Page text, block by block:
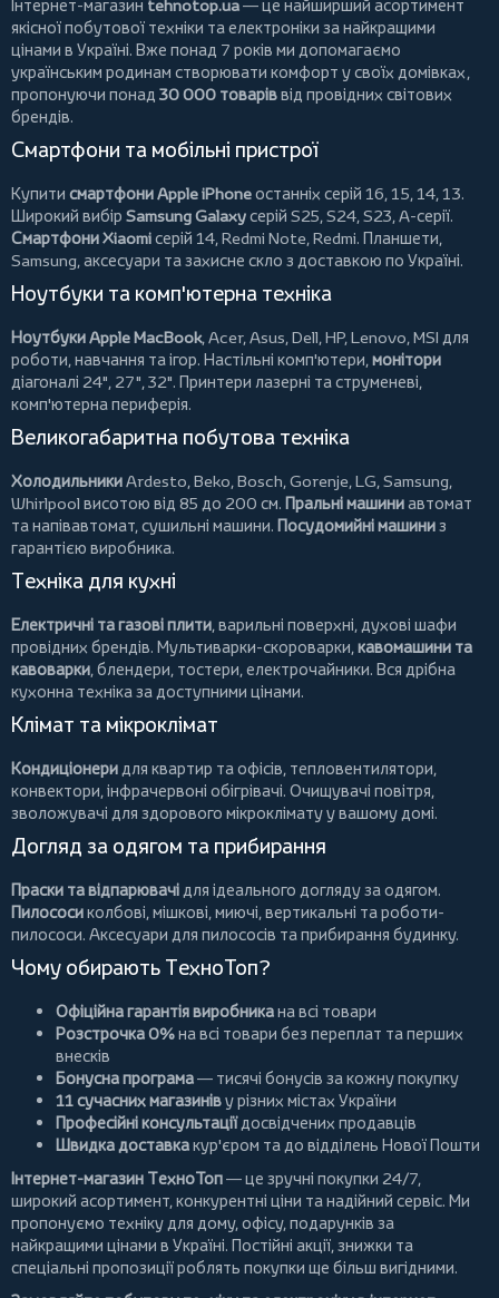
Інтернет-магазин tehnotop.ua— це найширший асортимент
якісної побутової техніки та електроніки за найкращими
цінами в Україні. Вже понад 7 років ми допомагаємо
українським родинам створювати комфорт у своїх домівках,
пропонуючи понад 30 000 товаріввід провідних світових
брендів.
Смартфони та мобільні пристрої
Купити смартфони Apple iPhoneостанніх серій 16, 15, 14, 13.
Широкий вибір Samsung Galaxyсерій S25, S24, S23, A-серії.
Смартфони Xiaomiсерій 14, Redmi Note, Redmi. Планшети,
Samsung, аксесуари тазахисне скло з доставкою по Україні.
Ноутбуки та комп'ютерна техніка
Ноутбуки Apple MacBook,Acer,Asus,Dell,HP,Lenovo,MSI для
роботи, навчання та ігор. Настільні комп'ютери,монітори
діагоналі 24", 27", 32". Принтери лазерні та струменеві,
комп'ютерна периферія.
Великогабаритна побутова техніка
ХолодильникиArdesto,Beko,Bosch,Gorenje,LG,Samsung,
Whirlpool висотою від 85 до 200 см. Пральні машиниавтомат
та напівавтомат,сушильні машини. Посудомийні машиниз
гарантією виробника.
Техніка для кухні
Електричні та газові плити, варильні поверхні, духові шафи
провідних брендів. Мультиварки-скороварки,кавомашини та
кавоварки,блендери, тостери,електрочайники. Вся дрібна
кухонна техніка за доступними цінами.
Клімат та мікроклімат
Кондиціонеридля квартир та офісів, тепловентилятори,
конвектори,інфрачервоні обігрівачі. Очищувачі повітря,
зволожувачі для здорового мікроклімату у вашому домі.
Догляд за одягом та прибирання
Праски та відпарювачідля ідеального догляду за одягом.
Пилососиколбові,мішкові,миючі,вертикальні тароботи-
пилососи. Аксесуари для пилососів та прибирання будинку.
Чому обирають ТехноТоп?
Офіційна гарантія виробникана всі товари
Розстрочка 0%на всі товари без переплат та перших
внесків
Бонусна програма— тисячі бонусів за кожну покупку
11 сучасних магазиніву різних містах України
Професійні консультаціїдосвідчених продавців
Швидка доставкакур'єром та до відділень Нової Пошти
Інтернет-магазин ТехноТоп— це зручні покупки 24/7,
широкий асортимент, конкурентні ціни та надійний сервіс. Ми
пропонуємо техніку для дому, офісу, подарунків за
найкращими цінами в Україні. Постійні акції, знижки та
спеціальні пропозиції роблять покупки ще більш вигідними.